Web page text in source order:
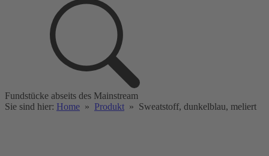
Fundstücke abseits des Mainstream
Sie sind hier: Home » Produkt » Sweatstoff, dunkelblau, meliert